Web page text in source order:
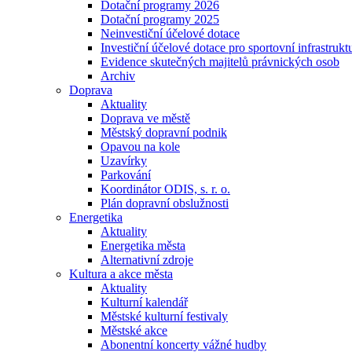
Dotační programy 2026
Dotační programy 2025
Neinvestiční účelové dotace
Investiční účelové dotace pro sportovní
Evidence skutečných majitelů právnických osob
Archiv
Doprava
Aktuality
Doprava ve městě
Městský dopravní podnik
Opavou na kole
Uzavírky
Parkování
Koordinátor ODIS, s. r. o.
Plán dopravní obslužnosti
Energetika
Aktuality
Energetika města
Alternativní zdroje
Kultura a akce města
Aktuality
Kulturní kalendář
Městské kulturní festivaly
Městské akce
Abonentní koncerty vážné hudby